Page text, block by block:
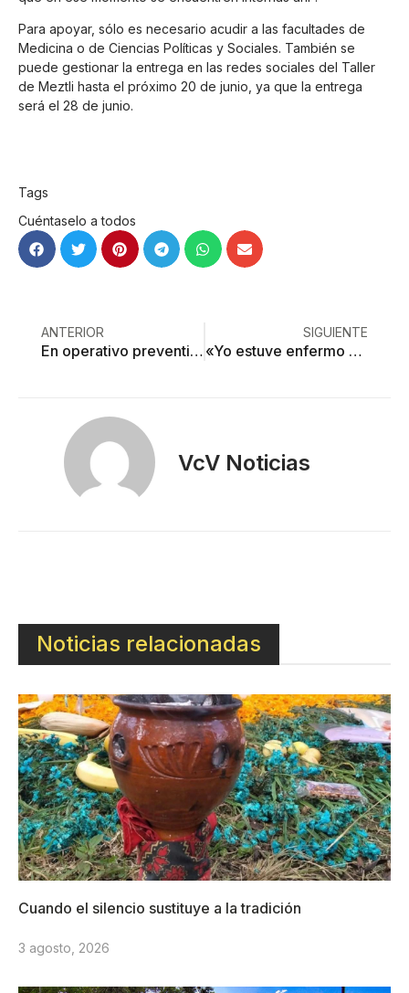
Para apoyar, sólo es necesario acudir a las facultades de
Medicina o de Ciencias Políticas y Sociales. También se
puede gestionar la entrega en las redes sociales del Taller
de Meztli hasta el próximo 20 de junio, ya que la entrega
será el 28 de junio.
Tags
Cuéntaselo a todos
ANTERIOR
En operativo preventivo, asegura Fiscalía a 7 personas, 10 armas y 4 motos robadas
SIGUIENTE
«Yo estuve enfermo de covid y el médico me dijo que tenía que dejar mi profesión»
VcV Noticias
Noticias relacionadas
Cuando el silencio sustituye a la tradición
3 agosto, 2026